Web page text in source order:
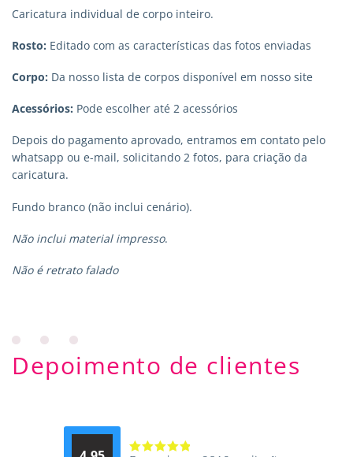
Caricatura individual de corpo inteiro.
Rosto: Editado com as características das fotos enviadas
Corpo: Da nosso lista de corpos disponível em nosso site
Acessórios: Pode escolher até 2 acessórios
Depois do pagamento aprovado, entramos em contato pelo
whatsapp ou e-mail, solicitando 2 fotos, para criação da
caricatura.
Fundo branco (não inclui cenário).
Não inclui material impresso.
Não é retrato falado
Depoimento de clientes